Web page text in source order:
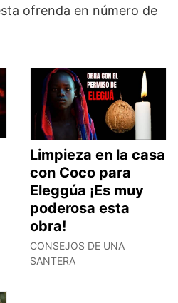
ofrenda en número de
Limpieza en la casa
con Coco para
Eleggúa ¡Es muy
poderosa esta
obra!
CONSEJOS DE UNA
SANTERA